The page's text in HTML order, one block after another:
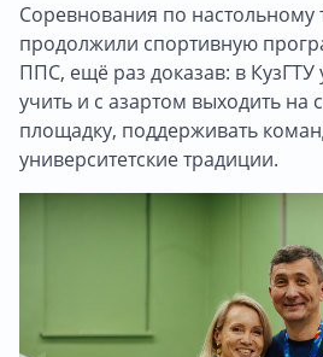
Соревнования по настольному
продолжили спортивную
ППС, ещё раз доказав: в КузГТУ
учить и с азартом выходить на
площадку, поддерживать
университетские традиции.